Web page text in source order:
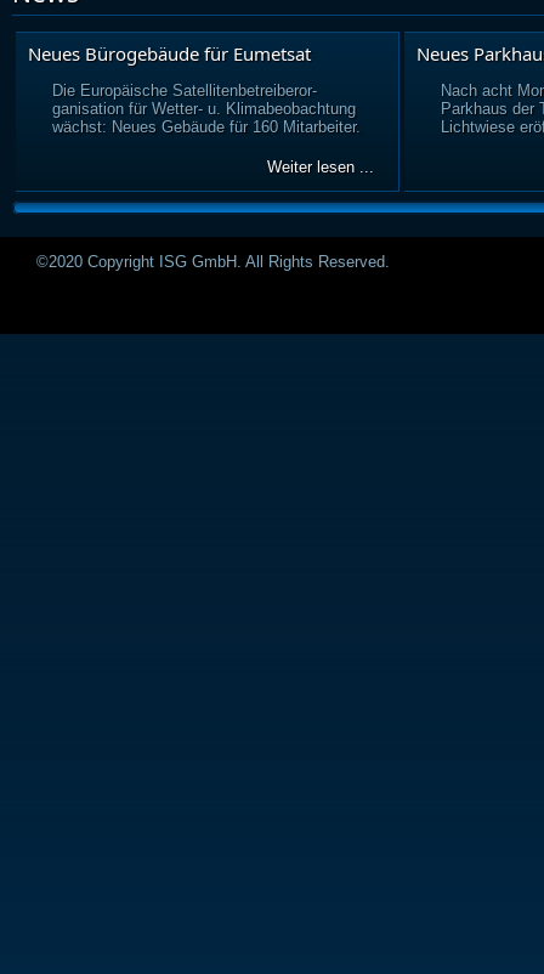
Neues Bürogebäude für Eumetsat
Die Europäische Satellitenbetreiberor-
ganisation für Wetter- u. Klimabeobachtung
wächst: Neues Gebäude für 160 Mitarbeiter.
Weiter lesen ...
Neues
Nach acht
Parkhaus der
Lichtwiese
©2020 Copyright ISG GmbH. All Rights Reserved.